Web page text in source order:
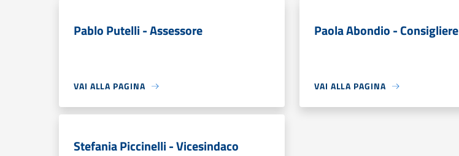
Pablo Putelli - Assessore
VAI ALLA PAGINA
Paola Abondio - Consigliere
VAI ALLA PAGINA
Stefania Piccinelli - Vicesindaco